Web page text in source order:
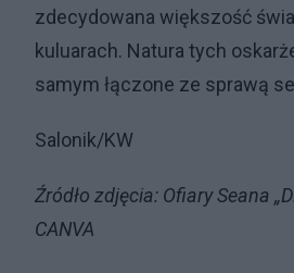
zdecydowana większość
kuluarach. Natura tych
samym łączone ze sprawą
Salonik/KW
Źródło zdjęcia: Ofiary Seana
CANVA